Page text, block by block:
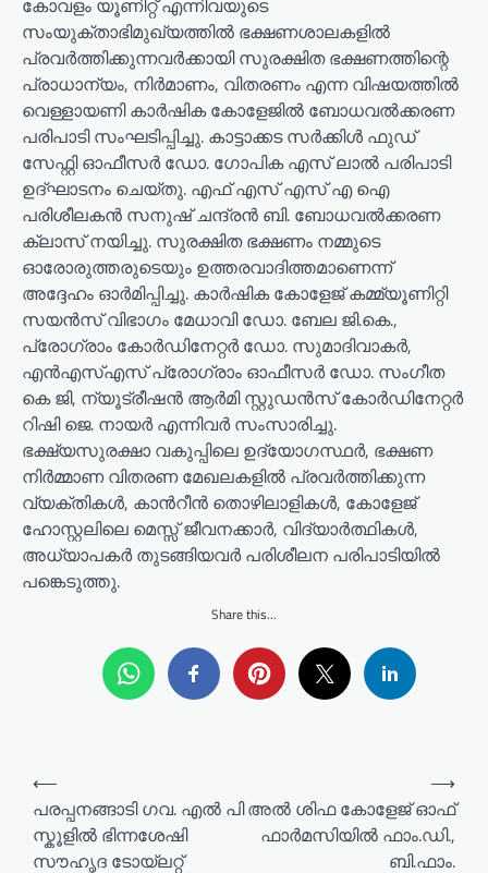
കോവളം യൂണിറ്റ് എന്നിവയുടെ
സംയുക്താഭിമുഖ്യത്തിൽ ഭക്ഷണശാലകളിൽ
പ്രവർത്തിക്കുന്നവർക്കായി സുരക്ഷിത ഭക്ഷണത്തിന്റെ
പ്രാധാന്യം, നിർമാണം, വിതരണം എന്ന വിഷയത്തിൽ
വെള്ളായണി കാർഷിക കോളേജിൽ ബോധവൽക്കരണ
പരിപാടി സംഘടിപ്പിച്ചു. കാട്ടാക്കട സർക്കിൾ ഫുഡ്
സേഫ്റ്റി ഓഫീസർ ഡോ. ഗോപിക എസ് ലാൽ പരിപാടി
ഉദ്ഘാടനം ചെയ്തു. എഫ് എസ് എസ് എ ഐ
പരിശീലകൻ സനുഷ് ചന്ദ്രൻ ബി. ബോധവൽക്കരണ
ക്ലാസ് നയിച്ചു. സുരക്ഷിത ഭക്ഷണം നമ്മുടെ
ഓരോരുത്തരുടെയും ഉത്തരവാദിത്തമാണെന്ന്
അദ്ദേഹം ഓർമിപ്പിച്ചു. കാർഷിക കോളേജ് കമ്മ്യൂണിറ്റി
സയൻസ് വിഭാഗം മേധാവി ഡോ. ബേല ജി.കെ.,
പ്രോഗ്രാം കോർഡിനേറ്റർ ഡോ. സുമാദിവാകർ,
എൻഎസ്എസ് പ്രോഗ്രാം ഓഫീസർ ഡോ. സംഗീത
കെ ജി, ന്യൂട്രീഷൻ ആർമി സ്റ്റുഡൻസ് കോർഡിനേറ്റർ
റിഷി ജെ. നായർ എന്നിവർ സംസാരിച്ചു.
ഭക്ഷ്യസുരക്ഷാ വകുപ്പിലെ ഉദ്യോഗസ്ഥർ, ഭക്ഷണ
നിർമ്മാണ വിതരണ മേഖലകളിൽ പ്രവർത്തിക്കുന്ന
വ്യക്തികൾ, കാൻറീൻ തൊഴിലാളികൾ, കോളേജ്
ഹോസ്റ്റലിലെ മെസ്സ് ജീവനക്കാർ, വിദ്യാർത്ഥികൾ,
അധ്യാപകർ തുടങ്ങിയവർ പരിശീലന പരിപാടിയിൽ
പങ്കെടുത്തു.
Share this...
⟵
പരപ്പനങ്ങാടി ഗവ. എൽ പി
സ്കൂളിൽ ഭിന്നശേഷി
സൗഹൃദ ടോയ്ലറ്റ്
അൽ ശിഫ കോളേജ് ഓഫ്
ഫാർമസിയിൽ ഫാം.ഡി.,
ബി.ഫാം.
⟶